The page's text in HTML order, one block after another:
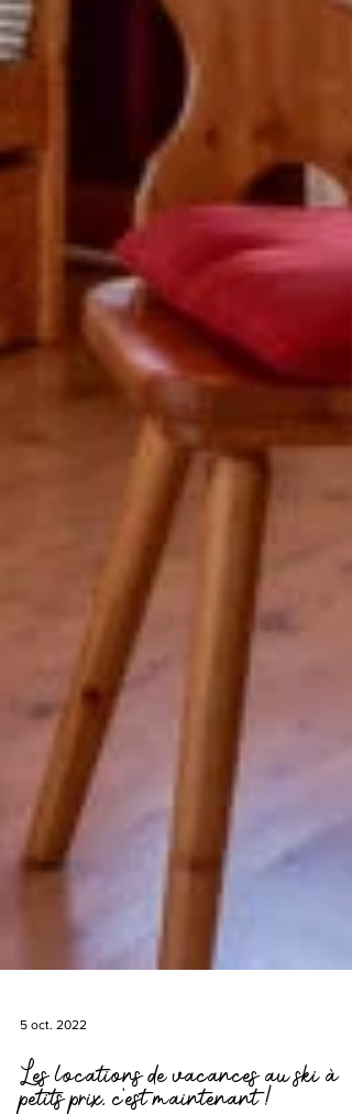
5 oct. 2022